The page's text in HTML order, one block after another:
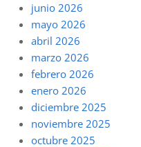
junio 2026
mayo 2026
abril 2026
marzo 2026
febrero 2026
enero 2026
diciembre 2025
noviembre 2025
octubre 2025